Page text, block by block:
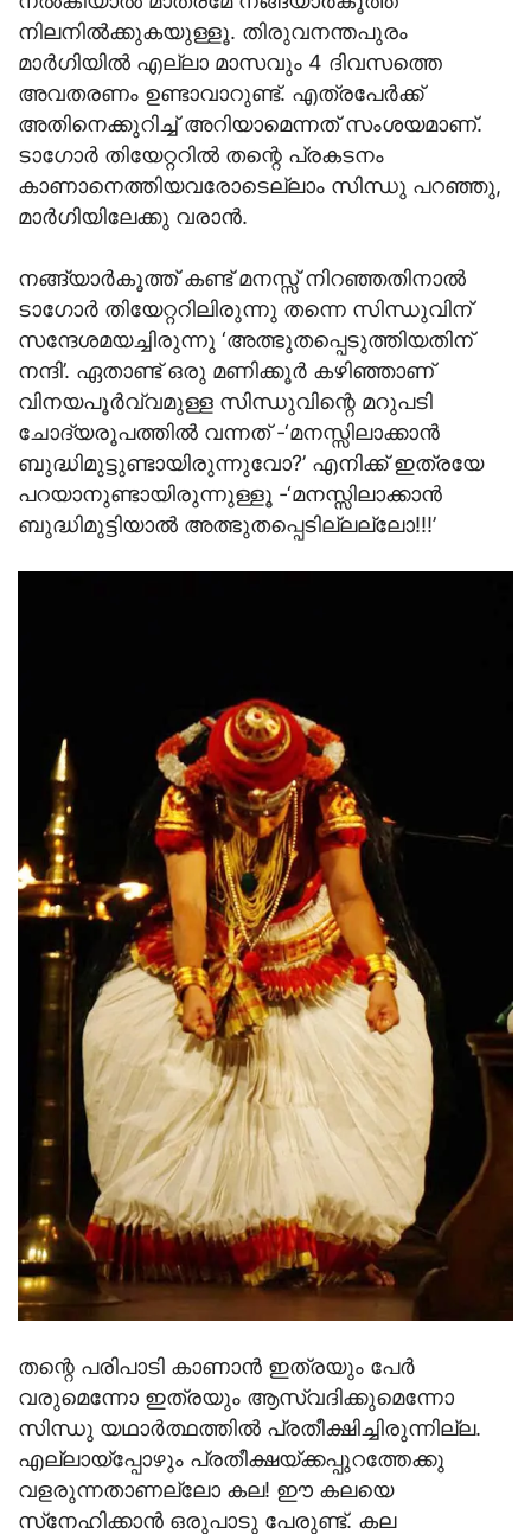
നിലനില്‍ക്കുകയുള്ളൂ. തിരുവനന്തപുരം
മാര്‍ഗിയില്‍ എല്ലാ മാസവും 4 ദിവസത്തെ
അവതരണം ഉണ്ടാവാറുണ്ട്. എത്രപേര്‍ക്ക്
അതിനെക്കുറിച്ച് അറിയാമെന്നത് സംശയമാണ്.
ടാഗോര്‍ തിയേറ്ററില്‍ തന്റെ പ്രകടനം
കാണാനെത്തിയവരോടെല്ലാം സിന്ധു പറഞ്ഞു,
മാര്‍ഗിയിലേക്കു വരാന്‍.
നങ്ങ്യാര്‍കൂത്ത് കണ്ട് മനസ്സ് നിറഞ്ഞതിനാല്‍
ടാഗോര്‍ തിയേറ്ററിലിരുന്നു തന്നെ സിന്ധുവിന്
സന്ദേശമയച്ചിരുന്നു ‘അത്ഭുതപ്പെടുത്തിയതിന്
നന്ദി’. ഏതാണ്ട് ഒരു മണിക്കൂര്‍ കഴിഞ്ഞാണ്
വിനയപൂര്‍വ്വമുള്ള സിന്ധുവിന്റെ മറുപടി
ചോദ്യരൂപത്തില്‍ വന്നത് -‘മനസ്സിലാക്കാന്‍
ബുദ്ധിമുട്ടുണ്ടായിരുന്നുവോ?’ എനിക്ക് ഇത്രയേ
പറയാനുണ്ടായിരുന്നുള്ളൂ -‘മനസ്സിലാക്കാന്‍
ബുദ്ധിമുട്ടിയാല്‍ അത്ഭുതപ്പെടില്ലല്ലോ!!!’
തന്റെ പരിപാടി കാണാന്‍ ഇത്രയും പേര്‍
വരുമെന്നോ ഇത്രയും ആസ്വദിക്കുമെന്നോ
സിന്ധു യഥാര്‍ത്ഥത്തില്‍ പ്രതീക്ഷിച്ചിരുന്നില്ല.
എല്ലായ്‌പ്പോഴും പ്രതീക്ഷയ്ക്കപ്പുറത്തേക്കു
വളരുന്നതാണല്ലോ കല! ഈ കലയെ
സ്‌നേഹിക്കാന്‍ ഒരുപാടു പേരുണ്ട്. കല